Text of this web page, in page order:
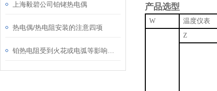
上海毅碧公司铂铑热电偶
热电偶/热电阻安装的注意四项
产品选型
W
Z